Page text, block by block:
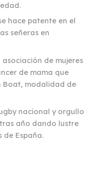
hace patente en el
señeras en
asociación de mujeres
de mama que
Boat, modalidad de
nacional y orgullo
año dando lustre
de España.